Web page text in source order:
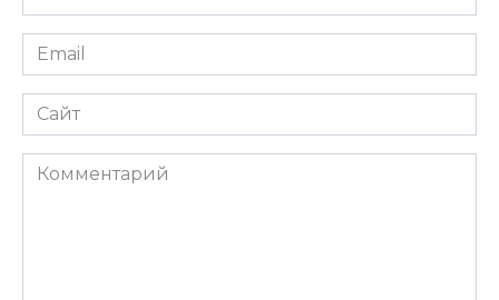
*
Email
*
Сайт
Комментарий